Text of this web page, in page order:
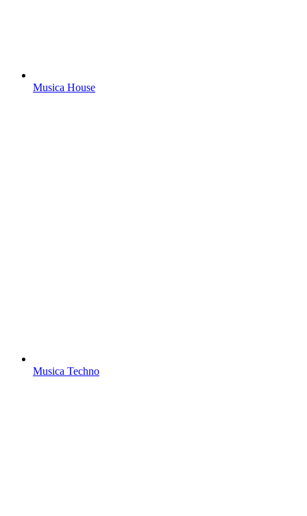
Musica House
Musica Techno